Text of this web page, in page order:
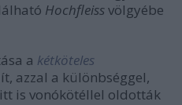
Hochfleissvölgyébe
a kétköteles
azzal a különbséggel,
is vonókötéllel oldották